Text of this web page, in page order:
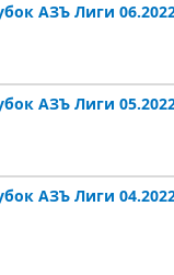
АЗЪ Лиги
АЗЪ Лиги
АЗЪ Лиги